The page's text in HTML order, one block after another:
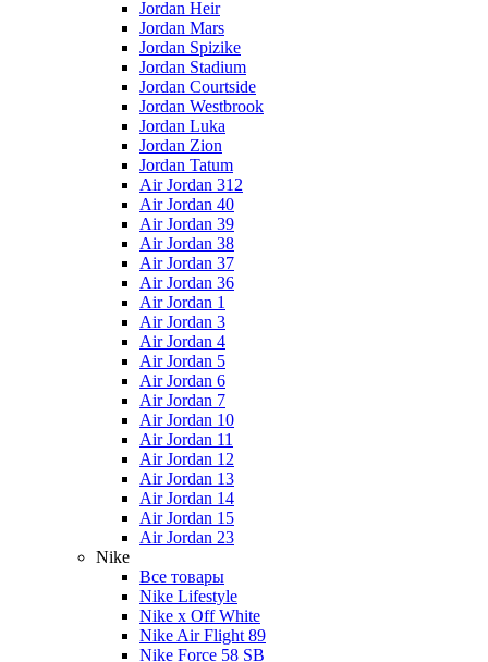
Jordan Heir
Jordan Mars
Jordan Spizike
Jordan Stadium
Jordan Courtside
Jordan Westbrook
Jordan Luka
Jordan Zion
Jordan Tatum
Air Jordan 312
Air Jordan 40
Air Jordan 39
Air Jordan 38
Air Jordan 37
Air Jordan 36
Air Jordan 1
Air Jordan 3
Air Jordan 4
Air Jordan 5
Air Jordan 6
Air Jordan 7
Air Jordan 10
Air Jordan 11
Air Jordan 12
Air Jordan 13
Air Jordan 14
Air Jordan 15
Air Jordan 23
Nike
Все товары
Nike Lifestyle
Nike x Off White
Nike Air Flight 89
Nike Force 58 SB